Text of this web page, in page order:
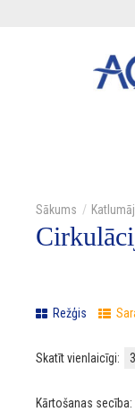
Režģis
Skatīt vienlaicīgi:
Kārtošanas secība: